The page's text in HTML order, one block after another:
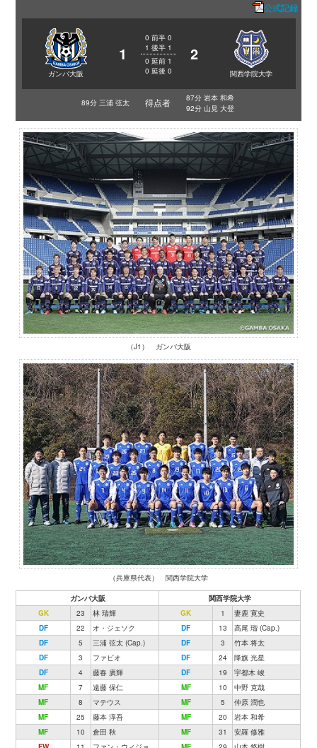
公式記録
ガンバ大阪
1
0 前半 0
1 後半 1
0 延前 1
0 延後 0
2
関西学院大学
89分 三浦 弦太 得点者
87分 岩本 和希
92分 山見 大登
（J1） ガンバ大阪
（兵庫県代表） 関西学院大学
ガンバ大阪
関西学院大学
GK
23 林 瑞輝 GK 1
妻鹿 寛史
DF
22 オ・ジェソク DF 13
髙尾 瑠 (Cap.)
DF
5 三浦 弦太 (Cap.) DF 3
竹本 将太
DF
3 ファビオ DF 24
降旗 光星
DF
4 藤春 廣輝 DF 19
宇都木 峻
MF
7 遠藤 保仁 MF 10
中野 克哉
MF
8 マテウス MF 5
仲原 潤也
MF
25 藤本 淳吾 MF 20
岩本 和希
MF
10 倉田 秋 MF 31
安羅 修雅